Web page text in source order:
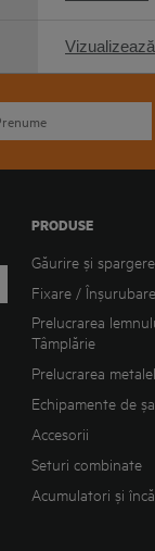
Vizualizează
PRODUSE
Găurire și spargere
Fixare / Înșurubare
Prelucrarea
Tâmplărie
Prelucrarea
Echipamente de
Accesorii
Seturi combinate
Acumulatori și